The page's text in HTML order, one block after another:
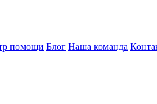
помощи Блог Наша команда